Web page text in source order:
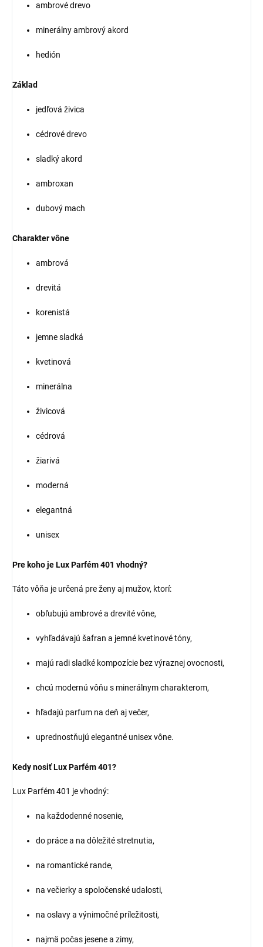
ambrové drevo
minerálny ambrový akord
hedión
Základ
jedľová živica
cédrové drevo
sladký akord
ambroxan
dubový mach
Charakter vône
ambrová
drevitá
korenistá
jemne sladká
kvetinová
minerálna
živicová
cédrová
žiarivá
moderná
elegantná
unisex
Pre koho je Lux Parfém 401 vhodný?
Táto vôňa je určená pre ženy aj mužov, ktorí:
obľubujú ambrové a drevité vône,
vyhľadávajú šafran a jemné kvetinové tóny,
majú radi sladké kompozície bez výraznej ovocnosti,
chcú modernú vôňu s minerálnym charakterom,
hľadajú parfum na deň aj večer,
uprednostňujú elegantné unisex vône.
Kedy nosiť Lux Parfém 401?
Lux Parfém 401 je vhodný:
na každodenné nosenie,
do práce a na dôležité stretnutia,
na romantické rande,
na večierky a spoločenské udalosti,
na oslavy a výnimočné príležitosti,
najmä počas jesene a zimy,